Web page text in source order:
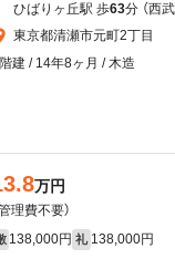
ひばりヶ丘駅 歩63分 （西
東京都清瀬市元町2丁目
建 / 14年8ヶ月 / 木造
万円
管理費不要）
138,000円 礼 138,000円